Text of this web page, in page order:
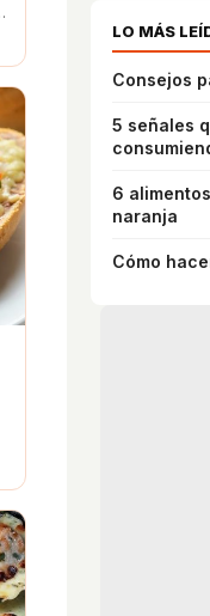
LO MÁS
Consejos
5 señales
6
naranja
Cómo